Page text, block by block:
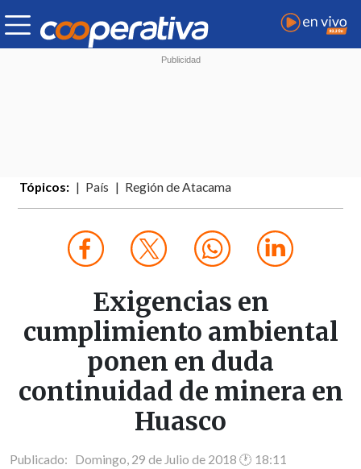
Tópicos: País Región de Atacama
Exigencias en
cumplimiento ambiental
ponen en duda
continuidad de minera en
Huasco
Publicado: Domingo, 29 de Julio de 2018 🕐 18:11